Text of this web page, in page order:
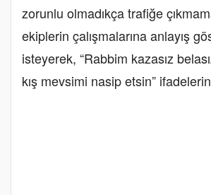
zorunlu olmadıkça trafiğe
ekiplerin çalışmalarına anlayış
isteyerek, “Rabbim kazasız
kış mevsimi nasip etsin”